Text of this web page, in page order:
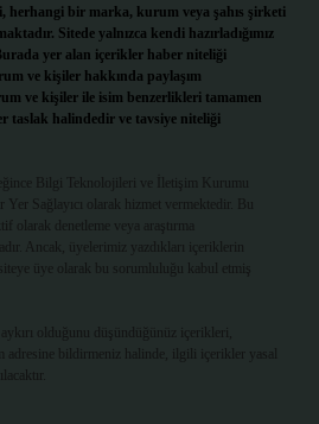
herhangi bir marka, kurum veya şahıs şirketi
Sitede yalnızca kendi hazırladığımız
yer alan içerikler haber niteliği
ve kişiler hakkında paylaşım
ve kişiler ile isim benzerlikleri tamamen
taslak halindedir ve tavsiye niteliği
Bilgi Teknolojileri ve İletişim Kurumu
Yer Sağlayıcı olarak hizmet vermektedir. Bu
olarak denetleme veya araştırma
Ancak, üyelerimiz yazdıkları içeriklerin
üye olarak bu sorumluluğu kabul etmiş
olduğunu düşündüğünüz içerikleri,
adresine bildirmeniz halinde, ilgili içerikler yasal